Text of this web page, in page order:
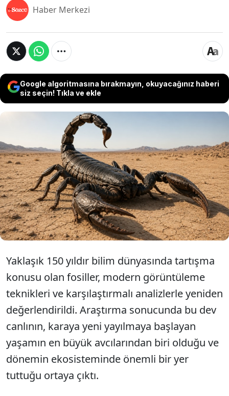
Haber Merkezi
Google algoritmasına bırakmayın, okuyacağınız haberi
siz seçin! Tıkla ve ekle
İngiltere ve Galler'de bulunan 415 milyon yıllık
fosiller üzerinde yapılan yeni inceleme, şimdiye
kadar yaşamış en büyük akrebin kimliğini
netleştirdi. Bilim insanları, Praearcturus gigas
adlı türün bir metreden uzun gövdesiyle
Dünya'nın bilinen en büyük akrebi olduğunu
doğruladı.
Yaklaşık 150 yıldır bilim dünyasında tartışma
konusu olan fosiller, modern görüntüleme
teknikleri ve karşılaştırmalı analizlerle yeniden
değerlendirildi. Araştırma sonucunda bu dev
canlının, karaya yeni yayılmaya başlayan
yaşamın en büyük avcılarından biri olduğu ve
dönemin ekosisteminde önemli bir yer
tuttuğu ortaya çıktı.